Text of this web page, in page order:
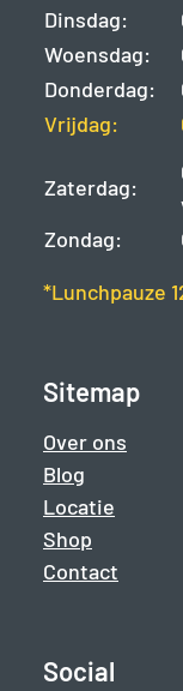
Dinsdag:
Woensdag:
Donderdag:
Vrijdag:
Zaterdag:
Zondag:
*Lunchpauze
Sitemap
Over ons
Blog
Locatie
Shop
Contact
Social